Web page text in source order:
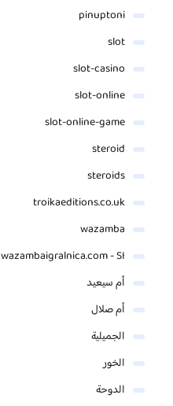
pinuptoni
slot
slot-casino
slot-online
slot-online-game
steroid
steroids
troikaeditions.co.uk
wazamba
wazambaigralnica.com - SI
أم سيعيد
أم صلال
الجميلية
الخور
الدوحة